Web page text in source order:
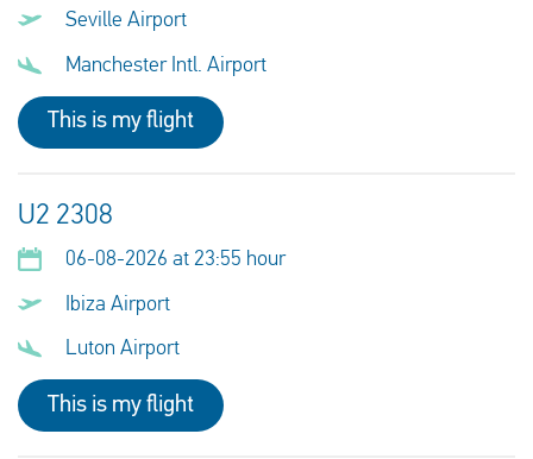
Seville Airport
Manchester Intl. Airport
This is my flight
U2 2308
06-08-2026 at 23:55 hour
Ibiza Airport
Luton Airport
This is my flight